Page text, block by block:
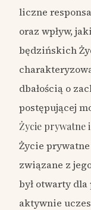
liczne
oraz wpływ,
będzińskich
dbałością o
postępującej
Życie prywatne
Życie prywatne
związane z
był otwarty
aktywnie